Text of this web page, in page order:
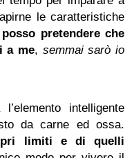
le caratteristiche
pretendere che
a me, semmai sarò io
intelligente
da carne ed ossa.
limiti e di quelli